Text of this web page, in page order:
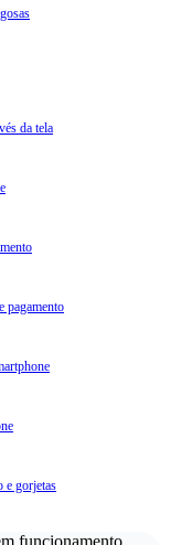
da tela
pagamento
e gorjetas